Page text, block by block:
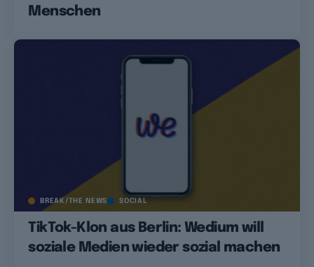
Menschen
BREAK/THE NEWS SOCIAL
TikTok-Klon aus Berlin: Wedium will
soziale Medien wieder sozial machen